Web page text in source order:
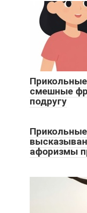
смешные
подругу
афоризмы